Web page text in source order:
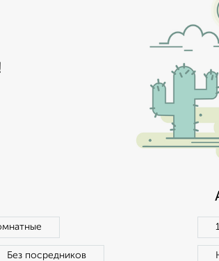
Без посредников